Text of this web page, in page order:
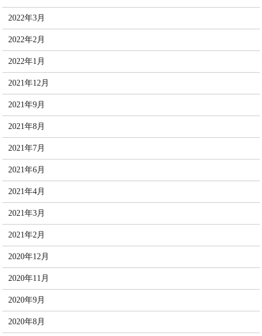
2022年3月
2022年2月
2022年1月
2021年12月
2021年9月
2021年8月
2021年7月
2021年6月
2021年4月
2021年3月
2021年2月
2020年12月
2020年11月
2020年9月
2020年8月